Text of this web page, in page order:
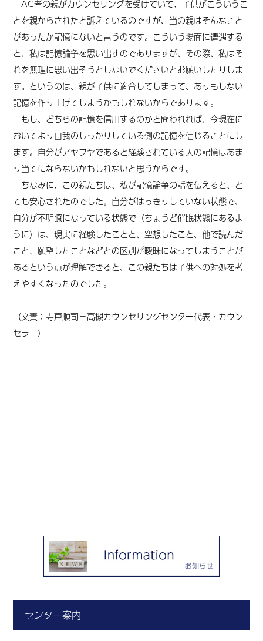
AC者の親がカウンセリングを受けていて、子供がこういうこ
とを親からされたと訴えているのですが、当の親はそんなこと
があったか記憶にないと言うのです。こういう場面に遭遇する
と、私は記憶論争を思い出すのでありますが、その際、私はそ
れを無理に思い出そうとしないでくださいとお願いしたりしま
す。というのは、親が子供に適合してしまって、ありもしない
記憶を作り上げてしまうかもしれないからであります。
もし、どちらの記憶を信用するのかと問われれば、今現在に
おいてより自我のしっかりしている側の記憶を信じることにし
ます。自分がアヤフヤであると経験されている人の記憶はあま
り当てにならないかもしれないと思うからです。
ちなみに、この親たちは、私が記憶論争の話を伝えると、と
ても安心されたのでした。自分がはっきりしていない状態で、
自分が不明瞭になっている状態で（ちょうど催眠状態にあるよ
うに）は、現実に経験したことと、空想したこと、他で読んだ
こと、願望したことなどとの区別が曖昧になってしまうことが
あるという点が理解できると、この親たちは子供への対処を考
えやすくなったのでした。
（文責：寺戸順司－高槻カウンセリングセンター代表・カウン
セラー）
センター案内